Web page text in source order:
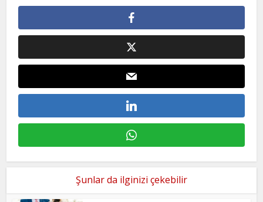
Şunlar da ilginizi çekebilir